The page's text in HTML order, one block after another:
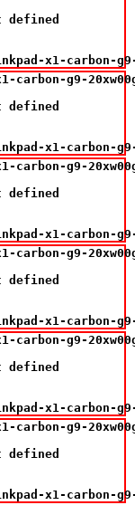
defined
x1-carbon-
g9-
defined
x1-carbon-
g9-
defined
x1-carbon-
g9-
defined
x1-carbon-
g9-
defined
x1-carbon-
g9-
defined
x1-carbon-